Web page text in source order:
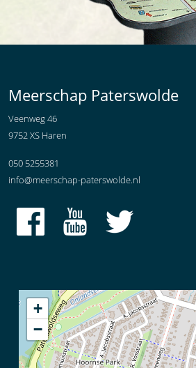
Meerschap Paterswolde
Veenweg 46
9752 XS Haren
050 5255381
info@meerschap-paterswolde.nl
+
−